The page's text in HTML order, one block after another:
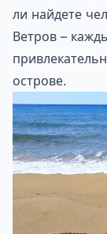
ли найдете
Ветров –
острове.